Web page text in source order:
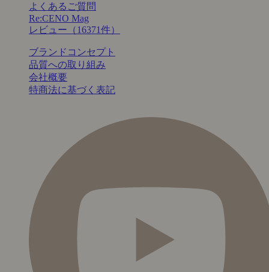
よくあるご質問
Re:CENO Mag
レビュー（16371件）
ブランドコンセプト
品質への取り組み
会社概要
特商法に基づく表記